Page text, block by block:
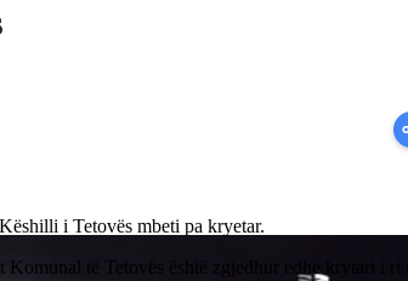
i Tetovës mbeti pa kryetar.
Komunal të Tetovës është zgjedhur edhe krytari i ri i